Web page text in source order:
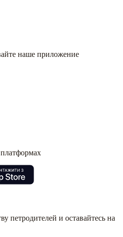
наше приложение
петродителей и оставайтесь на